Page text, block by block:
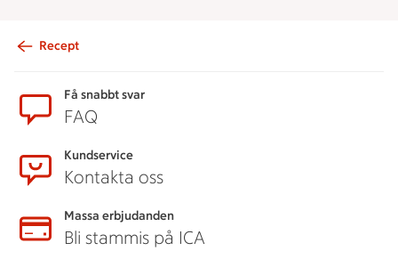
Recept
Få snabbt svar
FAQ
Kundservice
Kontakta oss
Massa erbjudanden
Bli stammis på ICA